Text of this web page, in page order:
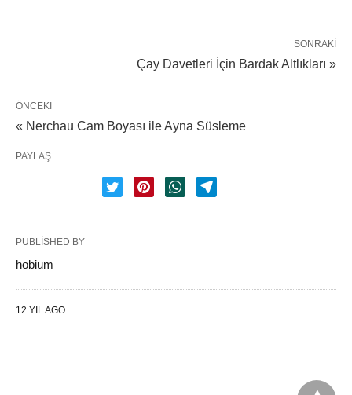
SONRAKI
Çay Davetleri İçin Bardak Altlıkları »
ÖNCEKI
« Nerchau Cam Boyası ile Ayna Süsleme
PAYLAŞ
PUBLISHED BY
hobium
12 YIL AGO